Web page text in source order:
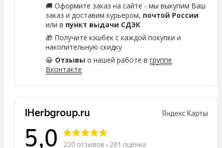
🚚 Оформите заказ на сайте - мы выкупим Ваш
заказ и доставим курьером, почтой России
или в пункт выдачи СДЭК
🎁 Получите кэшбек с каждой покупки и
накопительную скидку
😀 Отзывы о нашей работе вгруппе
Вконтакте